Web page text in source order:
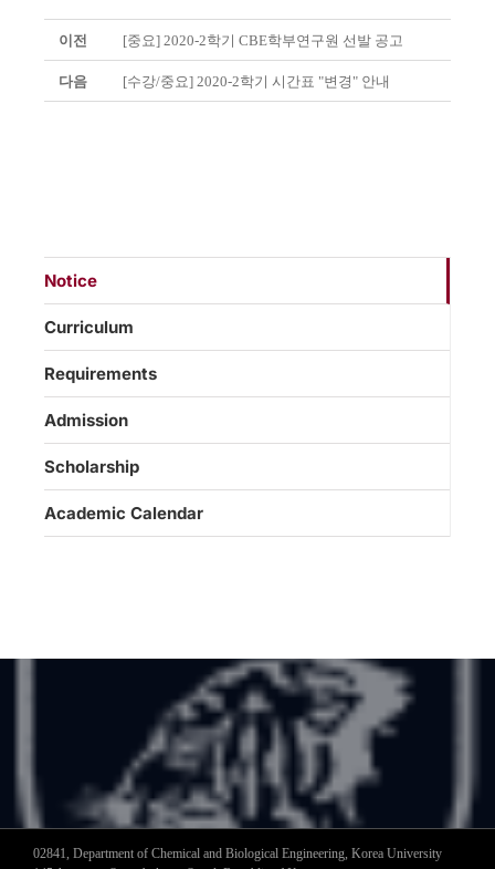
이전 [중요] 2020-2학기 CBE학부연구원 선발 공고
다음 [수강/중요] 2020-2학기 시간표 "변경" 안내
Notice
Curriculum
Requirements
Admission
Scholarship
Academic Calendar
02841, Department of Chemical and Biological Engineering, Korea University